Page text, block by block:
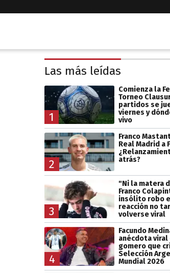
Las más leídas
1
Comienza la
Torneo
partidos se
viernes y
vivo
2
Franco
Real Madrid a
atrás?
3
"Ni la matera
Franco
insólito robo
reacción no
volverse viral
4
Facundo
anécdota viral
gomero que
Selección
Mundial 2026